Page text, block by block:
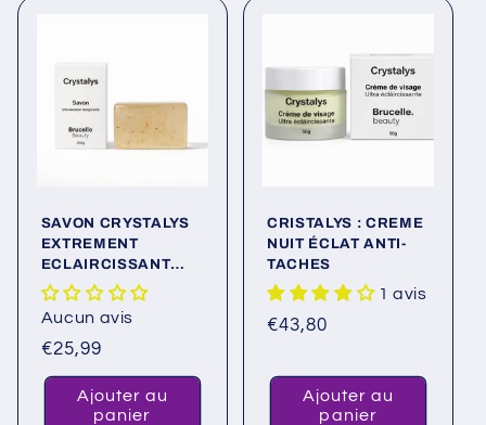
SAVON CRYSTALYS
EXTREMENT
ECLAIRCISSANT
exfoliant et
rajeunissant
Aucun avis
Prix
habituel
€25,99
Ajouter au
panier
CRISTALYS : CREME
NUIT ÉCLAT ANTI-
TACHES
1 avis
Prix
€43,80
Ajouter au
panier